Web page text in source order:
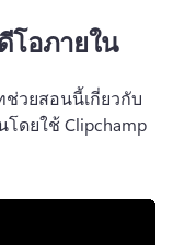
โอภายใน
วยสอนนี้เกี่ยวกับ
ดยใช้ Clipchamp